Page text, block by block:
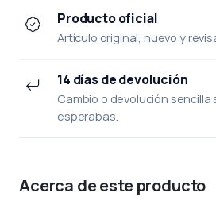
Producto oficial
Artículo original, nuevo y
14 días de devolución
Cambio o devolución sencilla
esperabas.
Acerca de este producto